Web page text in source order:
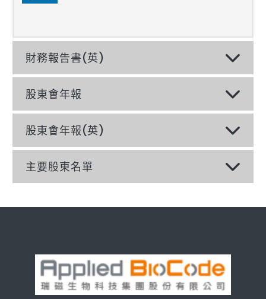
財務報告書(英)
股東會年報
股東會年報(英)
主要股東名單